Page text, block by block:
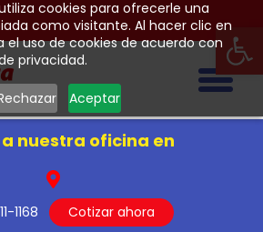
cookies para ofrecerle una
como visitante. Al hacer clic en
el uso de cookies de acuerdo con
privacidad.
Aceptar
nuestra oficina en
1168 Cotizar ahora